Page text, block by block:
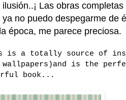
Las obras
no puedo despegarme de
época, me parece preciosa.
is a totally source of
is the
book...